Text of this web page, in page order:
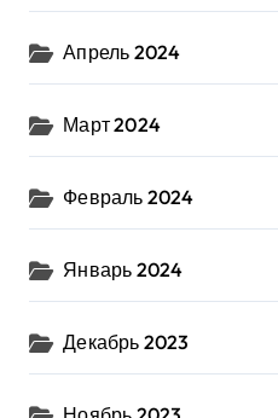
Апрель 2024
Март 2024
Февраль 2024
Январь 2024
Декабрь 2023